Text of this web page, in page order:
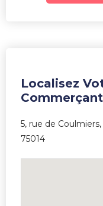
Localisez
Commerçant
5, rue de
75014